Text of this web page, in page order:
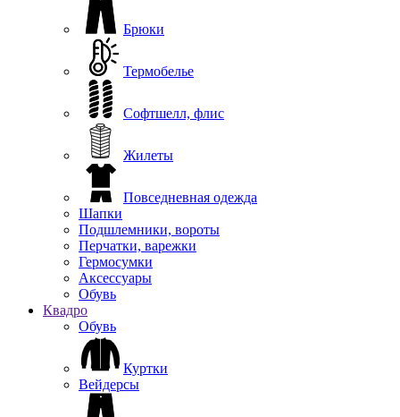
Брюки
Термобелье
Софтшелл, флис
Жилеты
Повседневная одежда
Шапки
Подшлемники, вороты
Перчатки, варежки
Гермосумки
Аксессуары
Обувь
Квадро
Обувь
Куртки
Вейдерсы